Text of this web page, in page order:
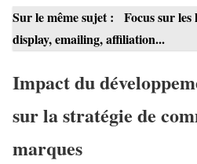
Sur le même sujet :
Focus sur
display, emailing, affiliation...
Impact du
sur la stratégie de
marques